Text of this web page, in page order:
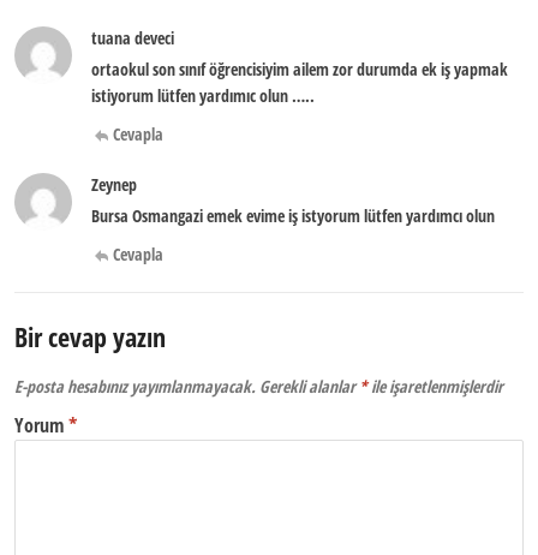
tuana deveci
ortaokul son sınıf öğrencisiyim ailem zor durumda ek iş yapmak
istiyorum lütfen yardımıc olun …..
Cevapla
Zeynep
Bursa Osmangazi emek evime iş istyorum lütfen yardımcı olun
Cevapla
Bir cevap yazın
E-posta hesabınız yayımlanmayacak. Gerekli alanlar*ile işaretlenmişlerdir
Yorum*